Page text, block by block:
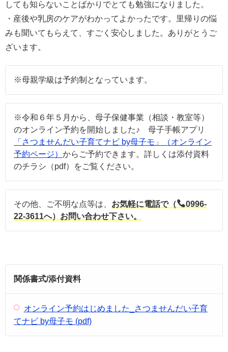
しても知らないことばかりでとても勉強になりました。
・産後や乳房のケアがわかってよかったです。里帰りの悩
みも聞いてもらえて、すごく安心しました。ありがとうご
ざいます。
※母親学級は予約制となっています。
※令和６年５月から、母子保健事業（相談・教室等）
のオンライン予約を開始しました♪ 母子手帳アプリ
「さつませんだい子育てナビ by母子モ」（オンライン
予約ページ） からご予約できます。詳しくは添付資料
のチラシ（pdf）をご覧ください。
その他、ご不明な点等は、 お気軽に電話で（
0996-
22-3611へ）お問い合わせ下さい。
関係書式/添付資料
オンライン予約はじめました_さつませんだい子育
てナビ by母子モ (pdf)